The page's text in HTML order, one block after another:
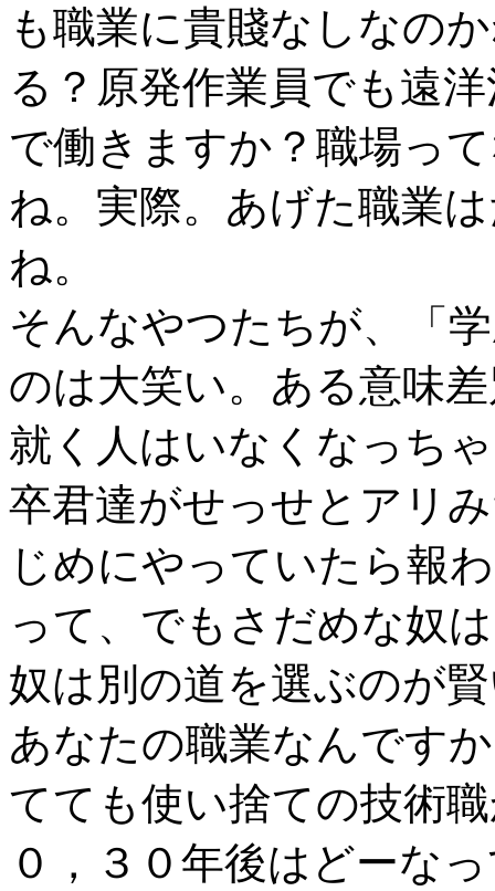
も職業に貴賤なしなの
る？原発作業員でも遠
で働きますか？職場っ
ね。実際。あげた職業
ね。
そんなやつたちが、「
のは大笑い。ある意味
就く人はいなくなっち
卒君達がせっせとアリ
じめにやっていたら報
って、でもさだめな奴
奴は別の道を選ぶのが
あなたの職業なんです
てても使い捨ての技術
０，３０年後はどーな